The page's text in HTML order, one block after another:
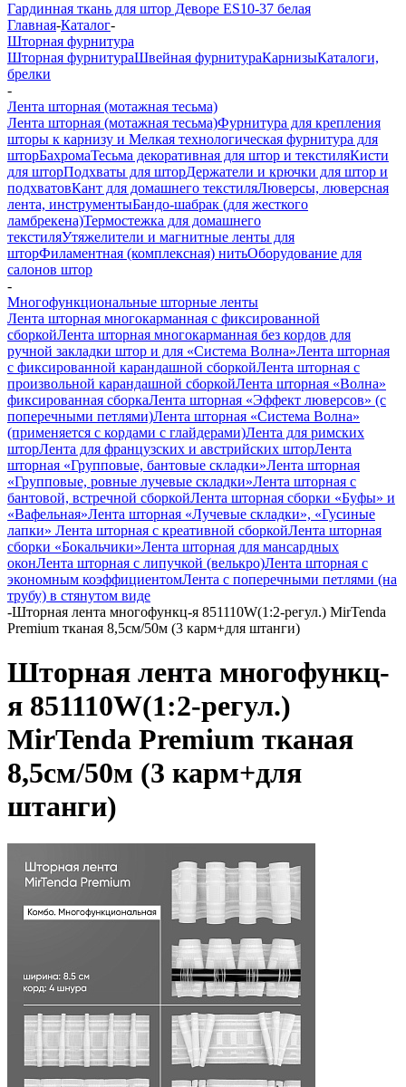
Гардинная ткань для штор Деворе ES10-37 белая
Главная-Каталог-
Шторная фурнитура
Шторная фурнитураШвейная фурнитураКарнизыКаталоги,
брелки
-
Лента шторная (мотажная тесьма)
Лента шторная (мотажная тесьма)Фурнитура для крепления
шторы к карнизу и Мелкая технологическая фурнитура для
шторБахромаТесьма декоративная для штор и текстиляКисти
для шторПодхваты для шторДержатели и крючки для штор и
подхватовКант для домашнего текстиляЛюверсы, люверсная
лента, инструментыБандо-шабрак (для жесткого
ламбрекена)Термостежка для домашнего
текстиляУтяжелители и магнитные ленты для
шторФиламентная (комплексная) нитьОборудование для
салонов штор
-
Многофункциональные шторные ленты
Лента шторная многокарманная с фиксированной
сборкойЛента шторная многокарманная без кордов для
ручной закладки штор и для «Система Волна»Лента шторная
с фиксированной карандашной сборкойЛента шторная с
произвольной карандашной сборкойЛента шторная «Волна»
фиксированная сборкаЛента шторная «Эффект люверсов» (с
поперечными петлями)Лента шторная «Система Волна»
(применяется с кордами с глайдерами)Лента для римских
шторЛента для французских и австрийских шторЛента
шторная «Групповые, бантовые складки»Лента шторная
«Групповые, ровные лучевые складки»Лента шторная с
бантовой, встречной сборкойЛента шторная сборки «Буфы» и
«Вафельная»Лента шторная «Лучевые складки», «Гусиные
лапки» Лента шторная с креативной сборкойЛента шторная
сборки «Бокальчики»Лента шторная для мансардных
оконЛента шторная с липучкой (велькро)Лента шторная с
экономным коэффициентомЛента с поперечными петлями (на
трубу) в стянутом виде
-Шторная лента многофункц-я 851110W(1:2-регул.) MirTenda
Premium тканая 8,5см/50м (3 карм+для штанги)
Шторная лента многофункц-
я 851110W(1:2-регул.)
MirTenda Premium тканая
8,5см/50м (3 карм+для
штанги)